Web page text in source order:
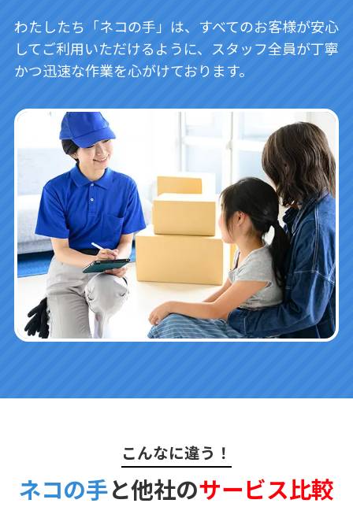
わたしたち「ネコの手」は、すべてのお客様が安心
してご利用いただけるように、スタッフ全員が丁寧
かつ迅速な作業を心がけております。
こんなに違う！
ネコの手と他社のサービス比較